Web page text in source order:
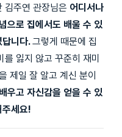
김주연 관장님은 어디서나
으로 집에서도 배울 수 있
답니다.그렇게 때문에 집
잃지 않고 꾸준히 재미
제일 잘 알고 계신 분이
우고 자신감을 얻을 수 있
주세요!